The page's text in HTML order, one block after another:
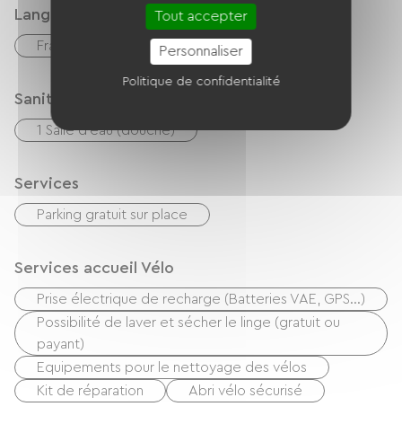
Langues parlées
Français Anglais
Sanitaires
1 Salle d'eau (douche)
Services
Parking gratuit sur place
Services accueil Vélo
Prise électrique de recharge (Batteries VAE, GPS…)
Possibilité de laver et sécher le linge (gratuit ou
payant)
Equipements pour le nettoyage des vélos
Kit de réparation
Abri vélo sécurisé
Tout accepter
Personnaliser
Politique de confidentialité